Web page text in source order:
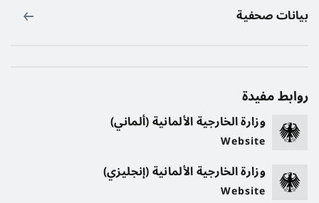
بيانات صحفية
روابط مفيدة
وزارة الخارجية الألمانية (ألماني)
Website
وزارة الخارجية الألمانية (إنجليزي)
Website